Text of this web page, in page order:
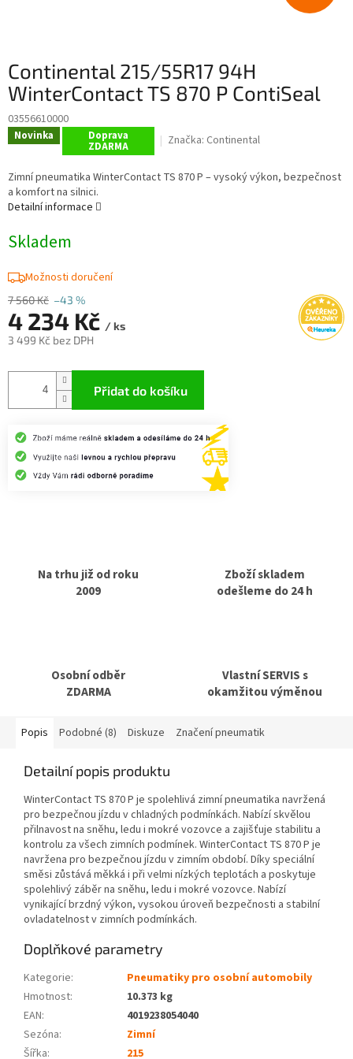
Continental 215/55R17 94H
WinterContact TS 870 P ContiSeal
03556610000
Novinka Doprava
ZDARMA Značka: Continental
7 560 Kč –43 %
4 234 Kč / ks
3 499 Kč bez DPH
Skladem
Možnosti doručení
Přidat do košíku
Zimní pneumatika WinterContact TS 870 P – vysoký výkon, bezpečnost
a komfort na silnici.
Detailní informace
Na trhu již od roku
2009
Zboží skladem
odešleme do 24 h
Osobní odběr
ZDARMA
Vlastní SERVIS s
okamžitou výměnou
Popis Podobné (8) Diskuze Značení pneumatik
Detailní popis produktu
WinterContact TS 870 P je spolehlivá zimní pneumatika navržená
pro bezpečnou jízdu v chladných podmínkách. Nabízí skvělou
přilnavost na sněhu, ledu i mokré vozovce a zajišťuje stabilitu a
kontrolu za všech zimních podmínek. WinterContact TS 870 P je
navržena pro bezpečnou jízdu v zimním období. Díky speciální
směsi zůstává měkká i při velmi nízkých teplotách a poskytuje
spolehlivý záběr na sněhu, ledu i mokré vozovce. Nabízí
vynikající brzdný výkon, vysokou úroveň bezpečnosti a stabilní
ovladatelnost v zimních podmínkách.
Doplňkové parametry
Kategorie:
Pneumatiky pro osobní automobily
Hmotnost:
10.373 kg
EAN:
4019238054040
Sezóna:
Zimní
Šířka:
215